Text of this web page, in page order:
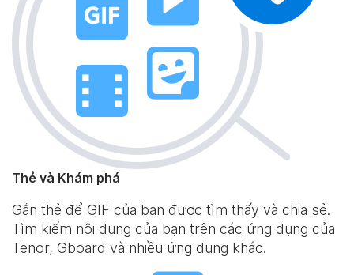
Thẻ và Khám phá
Gắn thẻ để GIF của bạn được tìm thấy và chia sẻ.
Tìm kiếm nội dung của bạn trên các ứng dụng của
Tenor, Gboard và nhiều ứng dụng khác.